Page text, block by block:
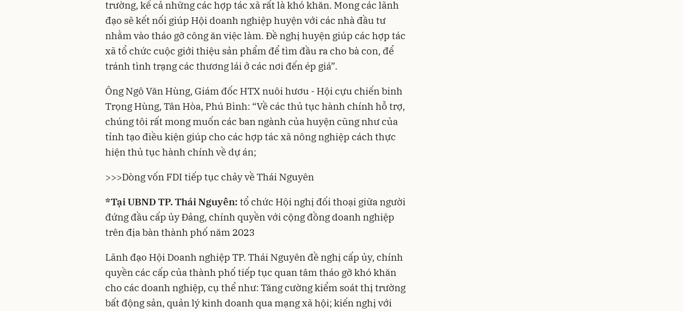
trường, kể cả những các hợp tác xã rất là khó khăn. Mong các lãnh
đạo sẽ kết nối giúp Hội doanh nghiệp huyện với các nhà đầu tư
nhằm vào tháo gỡ công ăn việc làm. Đề nghị huyện giúp các hợp tác
xã tổ chức cuộc giới thiệu sản phẩm để tìm đầu ra cho bà con, để
tránh tình trạng các thương lái ở các nơi đến ép giá”.
Ông Ngô Văn Hùng, Giám đốc HTX nuôi hươu - Hội cựu chiến binh
Trọng Hùng, Tân Hòa, Phú Bình: “Về các thủ tục hành chính hỗ trợ,
chúng tôi rất mong muốn các ban ngành của huyện cũng như của
tỉnh tạo điều kiện giúp cho các hợp tác xã nông nghiệp cách thực
hiện thủ tục hành chính về dự án;
>>>Dòng vốn FDI tiếp tục chảy về Thái Nguyên
*Tại UBND TP. Thái Nguyên: tổ chức Hội nghị đối thoại giữa người
đứng đầu cấp ủy Đảng, chính quyền với cộng đồng doanh nghiệp
trên địa bàn thành phố năm 2023
Lãnh đạo Hội Doanh nghiệp TP. Thái Nguyên đề nghị cấp ủy, chính
quyền các cấp của thành phố tiếp tục quan tâm tháo gỡ khó khăn
cho các doanh nghiệp, cụ thể như: Tăng cường kiểm soát thị trường
bất động sản, quản lý kinh doanh qua mạng xã hội; kiến nghị với